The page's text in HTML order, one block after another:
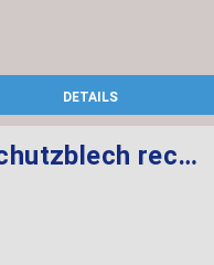
DETAILS
Schutzblech rechts